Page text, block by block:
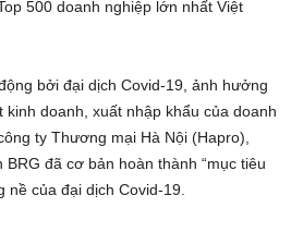
500 doanh nghiệp lớn nhất Việt
bởi đại dịch Covid-19, ảnh hưởng
doanh, xuất nhập khẩu của doanh
ty Thương mại Hà Nội (Hapro),
đã cơ bản hoàn thành “mục tiêu
nề của đại dịch Covid-19.